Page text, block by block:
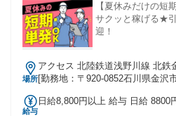
【夏休みだけの短
サクッと稼げる★
迎！
場所
アクセス 北陸鉄道浅野川線 北鉄
ス 金沢徒歩約2分、ＩＲいしかわ
[勤務地：〒920-0852石川県金沢
給与
日給8,800円以上 給与 日給 8800